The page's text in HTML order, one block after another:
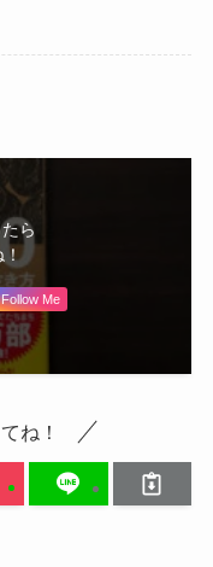
ら
！
Follow Me
ね！